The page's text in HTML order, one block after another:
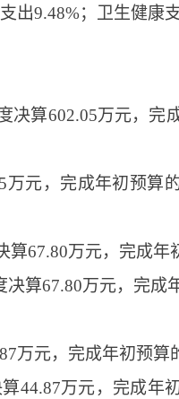
出9.48%；卫生健康
决算602.05万元，完
元，完成年初预算
67.80万元，完成年
算67.80万元，完成
万元，完成年初预算
44.87万元，完成年